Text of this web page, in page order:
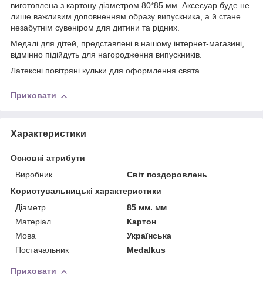
виготовлена з картону діаметром 80*85 мм. Аксесуар буде не
лише важливим доповненням образу випускника, а й стане
незабутнім сувеніром для дитини та рідних.
Медалі для дітей, представлені в нашому інтернет-магазині,
відмінно підійдуть для нагородження випускників.
Латексні повітряні кульки для оформлення свята
Приховати
Характеристики
Основні атрибути
Виробник
Світ поздоровлень
Користувальницькі характеристики
Діаметр
85 мм. мм
Матерiал
Картон
Мова
Українська
Постачальник
Medalkus
Приховати